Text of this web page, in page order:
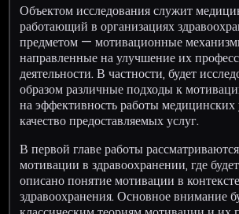
Объектом исследования служит
работающий в организациях
предметом — мотивационные
направленные на улучшение их
деятельности. В частности, будет
образом различные подходы к
на эффективность работы
качество предоставляемых услуг.
В первой главе работы
мотивации в здравоохранении, где
описано понятие мотивации в
здравоохранения. Основное внимание